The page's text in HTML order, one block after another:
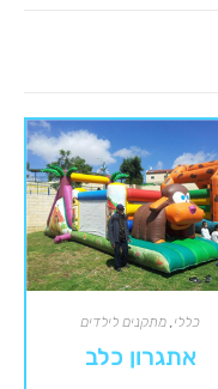
כללי מתקנים לילדים
אתגרון כלב